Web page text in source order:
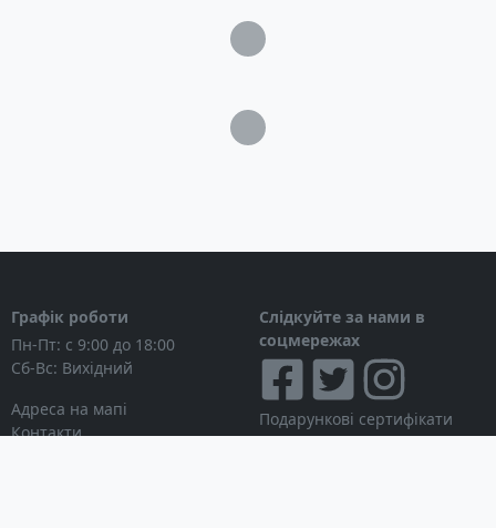
Загрузка...
Загрузка...
Графік роботи
Пн-Пт: с 9:00 до 18:00
Сб-Вс: Вихідний
Адреса на мапі
Контакти
Слідкуйте за нами в
соцмережах
Подарункові сертифікати
Дисконтні картки